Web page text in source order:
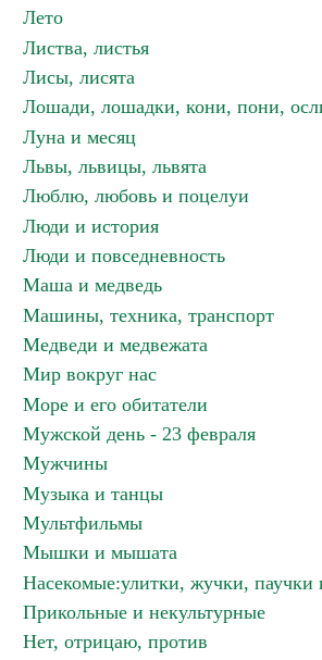
Лето
Листва, листья
Лисы, лисята
Лошади, лошадки, кони, пони,
Луна и месяц
Львы, львицы, львята
Люблю, любовь и поцелуи
Люди и история
Люди и повседневность
Маша и медведь
Машины, техника, транспорт
Медведи и медвежата
Мир вокруг нас
Море и его обитатели
Мужской день - 23 февраля
Мужчины
Музыка и танцы
Мультфильмы
Мышки и мышата
Насекомые:улитки, жучки, паучки
Прикольные и некультурные
Нет, отрицаю, против